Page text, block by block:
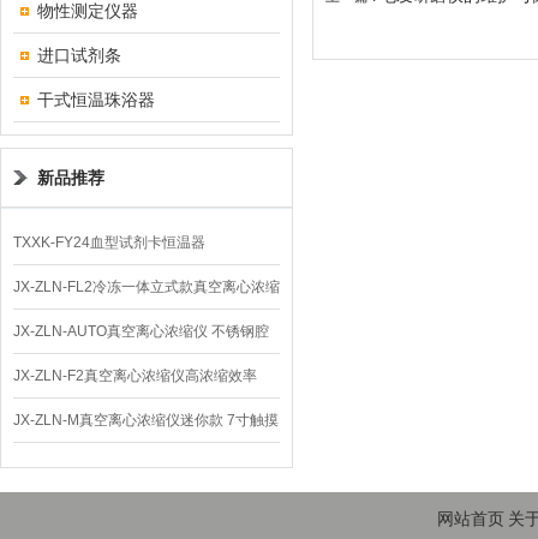
物性测定仪器
进口试剂条
干式恒温珠浴器
新品推荐
TXXK-FY24血型试剂卡恒温器
JX-ZLN-FL2冷冻一体立式款真空离心浓缩
仪 低温功能
JX-ZLN-AUTO真空离心浓缩仪 不锈钢腔
体
JX-ZLN-F2真空离心浓缩仪高浓缩效率
JX-ZLN-M真空离心浓缩仪迷你款 7寸触摸
屏
网站首页 关